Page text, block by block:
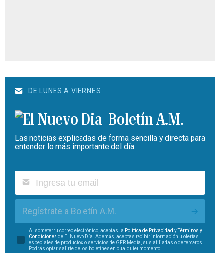
DE LUNES A VIERNES
Boletín A.M.
Las noticias explicadas de forma sencilla y directa para
entender lo más importante del día.
Regístrate a Boletín A.M.
Al someter tu correo electrónico, aceptas la Política de Privacidad yTérminos y
Condiciones de El Nuevo Día. Además, aceptas recibir información u ofertas
especiales de productos o servicios de GFR Media, sus afiliadas o de terceros.
Podrás optar salirte de los boletines en cualquier momento.